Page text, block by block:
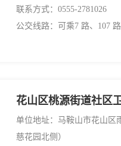
联系方式：0555-2781026
公交线路：可乘7 路、107
花山区桃源街道社区
单位地址：马鞍山市花山区
慈花园北侧）